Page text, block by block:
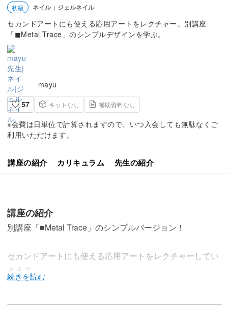
初級 ネイル | ジェルネイル
セカンドアートにも使える応用アートをレクチャー。別講座
「◼︎Metal Trace」のシンプルデザインを学ぶ。
mayu
57
キットなし 補助資料なし
※会費は日単位で計算されますので、いつ入会しても無駄なくご
利用いただけます。
講座の紹介 カリキュラム 先生の紹介
講座の紹介
別講座「■Metal Trace」のシンプルバージョン！
セカンドアートにも使える応用アートをレクチャーしてい
きます。